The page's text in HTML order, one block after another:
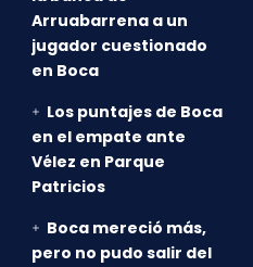
Arruabarrena a un
jugador cuestionado
en Boca
Los puntajes de Boca
en el empate ante
Vélez en Parque
Patricios
Boca mereció más,
pero no pudo salir del